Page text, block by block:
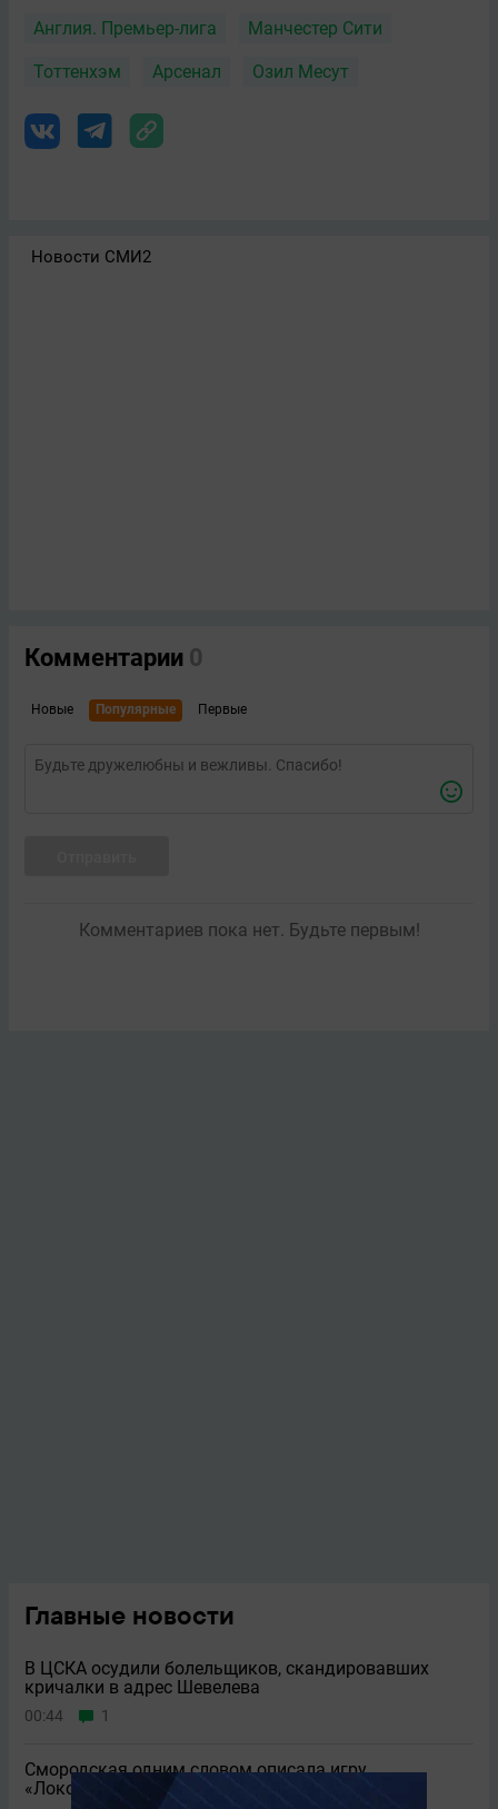
Англия. Премьер-лига Манчестер Сити
Тоттенхэм Арсенал Озил Месут
Новости СМИ2
Комментарии 0
Новые Популярные Первые
Комментариев пока нет. Будьте первым!
Главные новости
В ЦСКА осудили болельщиков, скандировавших
кричалки в адрес Шевелева
00:44 1
Смородская одним словом описала игру
«Локомотива» на старте сезона